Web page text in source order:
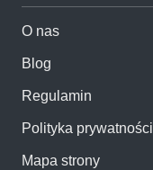
O nas
Blog
Regulamin
Polityka prywatności
Mapa strony